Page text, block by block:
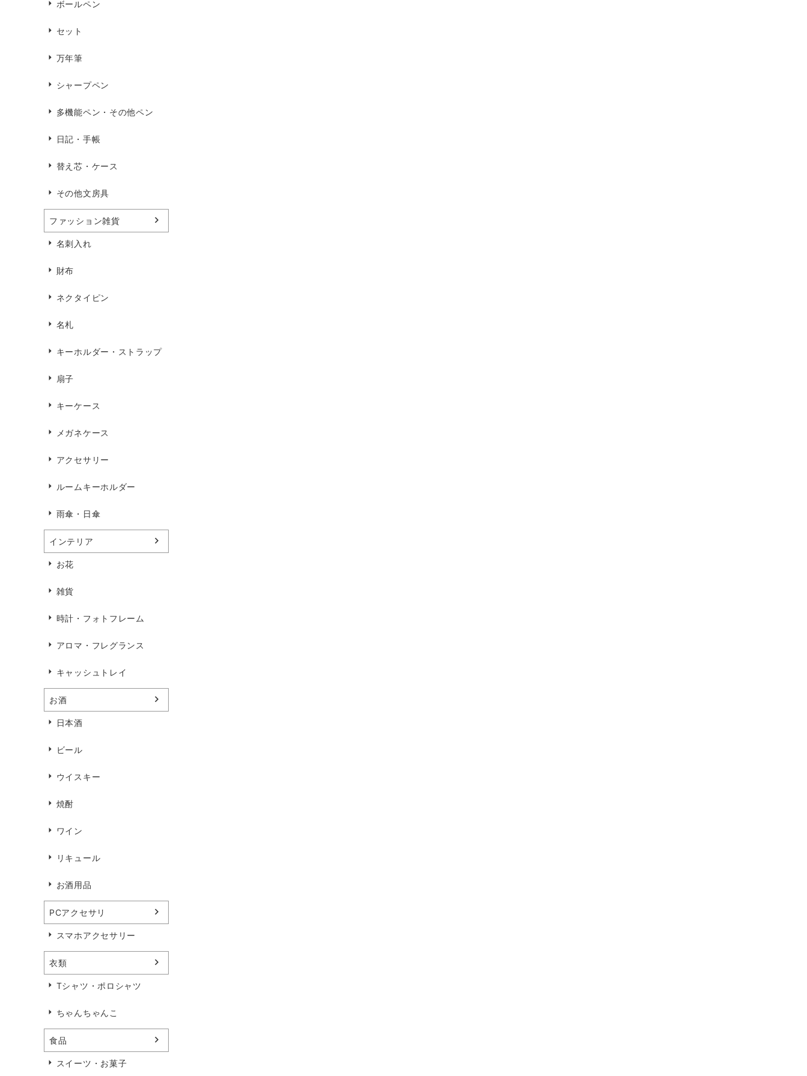
ボールペン
セット
万年筆
シャープペン
多機能ペン・その他ペン
日記・手帳
替え芯・ケース
その他文房具
ファッション雑貨
名刺入れ
財布
ネクタイピン
名札
キーホルダー・ストラップ
扇子
キーケース
メガネケース
アクセサリー
ルームキーホルダー
雨傘・日傘
インテリア
お花
雑貨
時計・フォトフレーム
アロマ・フレグランス
キャッシュトレイ
お酒
日本酒
ビール
ウイスキー
焼酎
ワイン
リキュール
お酒用品
PCアクセサリ
スマホアクセサリー
衣類
Tシャツ・ポロシャツ
ちゃんちゃんこ
食品
スイーツ・お菓子